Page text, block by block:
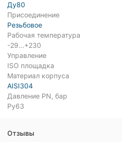
Ду80
Присоединение
Резьбовое
Рабочая температура
-29...+230
Управление
ISO площадка
Материал корпуса
AISI304
Давление PN, бар
Ру63
Отзывы